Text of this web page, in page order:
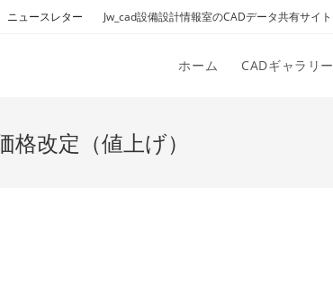
ニュースレター Jw_cad設備設計情報室のCADデータ共有サイト
ホーム CADギャラリー
格改定（値上げ）